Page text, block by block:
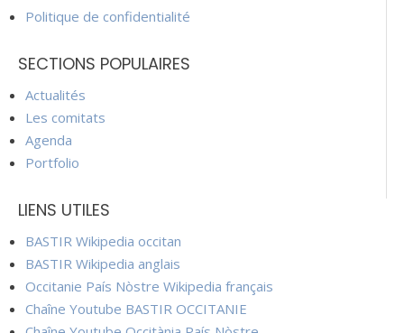
Politique de confidentialité
SECTIONS POPULAIRES
Actualités
Les comitats
Agenda
Portfolio
LIENS UTILES
BASTIR Wikipedia occitan
BASTIR Wikipedia anglais
Occitanie País Nòstre Wikipedia français
Chaîne Youtube BASTIR OCCITANIE